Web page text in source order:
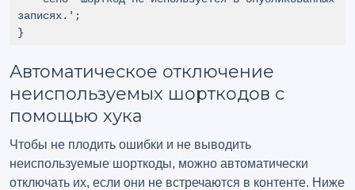
записях.';
}
Автоматическое отключение
неиспользуемых шорткодов с
помощью хука
Чтобы не плодить ошибки и не выводить
неиспользуемые шорткоды, можно автоматически
отключать их, если они не встречаются в контенте. Ниже